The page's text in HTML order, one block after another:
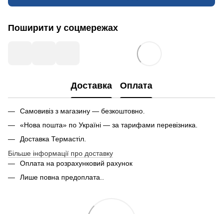
Поширити у соцмережах
Доставка Оплата
Самовивіз з магазину — безкоштовно.
«Нова пошта» по Україні — за тарифами перевізника.
Доставка Термастіл.
Більше інформації про доставку
Оплата на розрахунковий рахунок
Лише повна предоплата..